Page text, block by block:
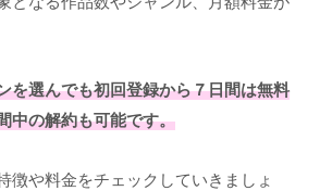
を選んでも初回登録から７日間は無料
中の解約も可能です。
徴や料金をチェックしていきましょ